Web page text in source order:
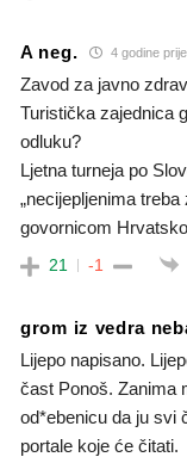
A neg. 4 godine prije
Zavod za javno
Turistička zajednica
odluku?
Ljetna turneja po
„necijepljenima
govornicom
21 -1
grom iz vedra
Lijepo napisano.
čast Ponoš. Zanima
od*ebenicu da ju svi
portale koje će čitati.